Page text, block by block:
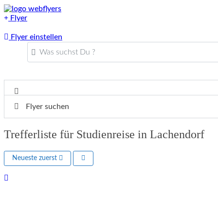
Flyer
Flyer einstellen
Was suchst Du ?
Flyer suchen
Trefferliste für Studienreise in Lachendorf
Neueste zuerst